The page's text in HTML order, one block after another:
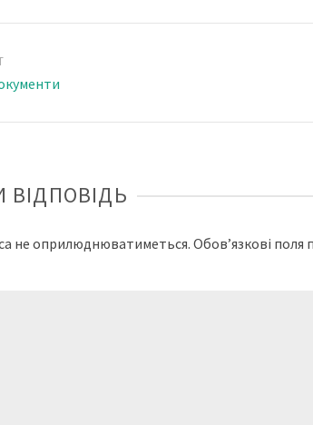
не оприлюднюватиметься. Обов’язкові поля